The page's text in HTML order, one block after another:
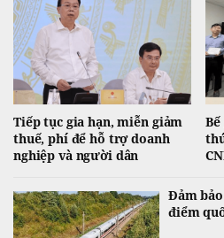
Tiếp tục gia hạn, miễn giảm
thuế, phí để hỗ trợ doanh
nghiệp và người dân
Đảm
điểm